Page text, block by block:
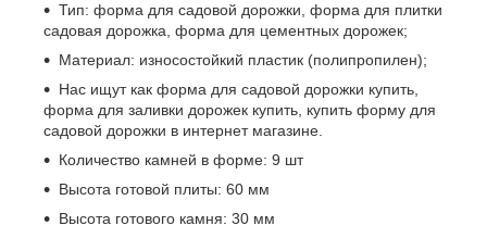
Тип: форма для садовой дорожки, форма для плитки
садовая дорожка, форма для цементных дорожек;
Материал: износостойкий пластик (полипропилен);
Нас ищут как форма для садовой дорожки купить,
форма для заливки дорожек купить, купить форму для
садовой дорожки в интернет магазине.
Количество камней в форме: 9 шт
Высота готовой плиты: 60 мм
Высота готового камня: 30 мм